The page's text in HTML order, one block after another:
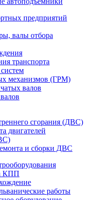
предприятий
валы отбора
транспорта
механизмов (ГРМ)
валов
сгорания (ДВС)
двигателей
и сборки ДВС
КПП
работы